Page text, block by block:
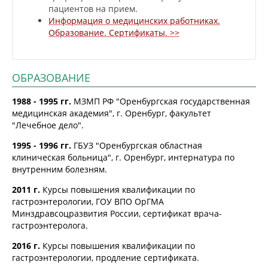
пациентов на прием.
Информация о медицинских работниках.
Образование. Сертификаты. >>
ОБРАЗОВАНИЕ
1988 - 1995 гг. МЗМП РФ "Оренбургская государственная
медицинская академия", г. Оренбург, факультет
"Лечебное дело".
1995 - 1996 гг. ГБУЗ "Оренбургская областная
клиническая больница", г. Оренбург, интернатура по
внутренним болезням.
2011 г. Курсы повышения квалификации по
гастроэнтерологии, ГОУ ВПО ОрГМА
Минздравсоцразвития России, сертификат врача-
гастроэнтеролога.
2016 г. Курсы повышения квалификации по
гастроэнтерологии, продление сертификата.